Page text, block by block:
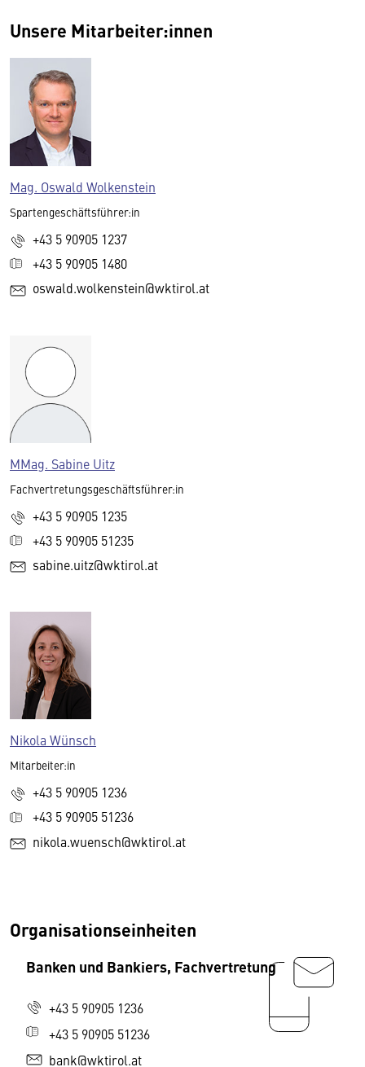
Unsere Mitarbeiter:innen
Mag. Oswald Wolkenstein
Spartengeschäftsführer:in
+43 5 90905 1237
+43 5 90905 1480
oswald.wolkenstein@wktirol.at
MMag. Sabine Uitz
Fachvertretungsgeschäftsführer:in
+43 5 90905 1235
+43 5 90905 51235
sabine.uitz@wktirol.at
Nikola Wünsch
Mitarbeiter:in
+43 5 90905 1236
+43 5 90905 51236
nikola.wuensch@wktirol.at
Organisationseinheiten
Banken und Bankiers, Fachvertretung
+43 5 90905 1236
+43 5 90905 51236
bank@wktirol.at